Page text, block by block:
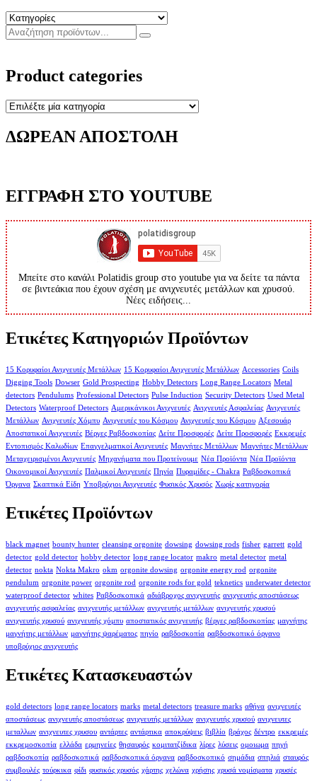
Product categories
ΔΩΡΕΑΝ ΑΠΟΣΤΟΛΗ
ΕΓΓΡΑΦΗ ΣΤΟ YOUTUBE
Μπείτε στο κανάλι Polatidis group στο youtube για να δείτε τα πάντα
σε βιντεάκια που έχουν σχέση με ανιχνευτές μετάλλων και χρυσού.
Νέες ειδήσεις...
Ετικέτες Κατηγοριών Προϊόντων
15 Κορυφαίοι Ανιχνευτές Μετάλλων 15 Κορυφαίοι Ανιχνευτές Μετάλλων Accessories Coils
Digging Tools Dowser Gold Prospecting Hobby Detectors Long Range Locators Metal
detectors Pendulums Professional Detectors Pulse Induction Security Detectors Used Metal
Detectors Waterproof Detectors Αμερικάνικοι Ανιχνευτές Ανιχνευτές Ασφαλείας Ανιχνευτές
Μετάλλων Ανιχνευτές Χόμπυ Ανιχνευτές του Κόσμου Ανιχνευτές του Κόσμου Αξεσουάρ
Αποστατικοί Ανιχνευτές Βέργες Ραβδοσκοπίας Δείτε Προσφορές Δείτε Προσφορές Εκκρεμές
Εντοπισμός Καλωδίων Επαγγελματικοί Ανιχνευτές Μαγνήτες Μετάλλων Μαγνήτες Μετάλλων
Μεταχειρισμένοι Ανιχνευτές Μηχανήματα που Προτείνουμε Νέα Προϊόντα Νέα Προϊόντα
Οικονομικοί Ανιχνευτές Παλμικοί Ανιχνευτές Πηνία Πυραμίδες - Chakra Ραβδοσκοπικά
Όργανα Σκαπτικά Είδη Υποβρύχιοι Ανιχνευτές Φυσικός Χρυσός Χωρίς κατηγορία
Ετικέτες Προϊόντων
black magnet bounty hunter cleansing orgonite dowsing dowsing rods fisher garrett gold
detector gold detector hobby detector long range locator makro metal detector metal
detector nokta Nokta Makro okm orgonite dowsing orgonite energy rod orgonite
pendulum orgonite power orgonite rod orgonite rods for gold teknetics underwater detector
waterproof detector whites Ραβδοσκοπικά αδιάβροχος ανιχνευτής ανιχνευτής αποστάσεως
ανιχνευτής ασφαλείας ανιχνευτής μετάλλων ανιχνευτής μετάλλων ανιχνευτής χρυσού
ανιχνευτής χρυσού ανιχνευτής χόμπυ αποστατικός ανιχνευτής βέργες ραβδοσκοπίας μαγνήτης
μαγνήτης μετάλλων μαγνήτης ψαρέματος πηνίο ραβδοσκοπία ραβδοσκοπικό όργανο
υποβρύχιος ανιχνευτής
Ετικέτες Κατασκευαστών
gold detectors long range locators marks metal detectors treasure marks αθήνα ανιχνευτές
αποστάσεως ανιχνευτής αποστάσεως ανιχνευτής μετάλλων ανιχνευτής χρυσού ανιχνευτες
μεταλλων ανιχνευτες χρυσου αντάρτες αντάρτικα αποκρύψεις βιβλίο βράχος δέντρο εκκρεμές
εκκρεμοσκοπία ελλάδα ερμηνείες θησαυρός κομιτατζίδικα λίρες λύσεις ομοιωμα πηγή
ραβδοσκοπία ραβδοσκοπικά ραβδοσκοπικά όργανα ραβδοσκοπικό σημάδια σπηλιά σταυρός
συμβουλές τούρκικα φίδι φυσικός χρυσός χάρτης χελώνα χρήσης χρυσά νομίσματα χρυσές